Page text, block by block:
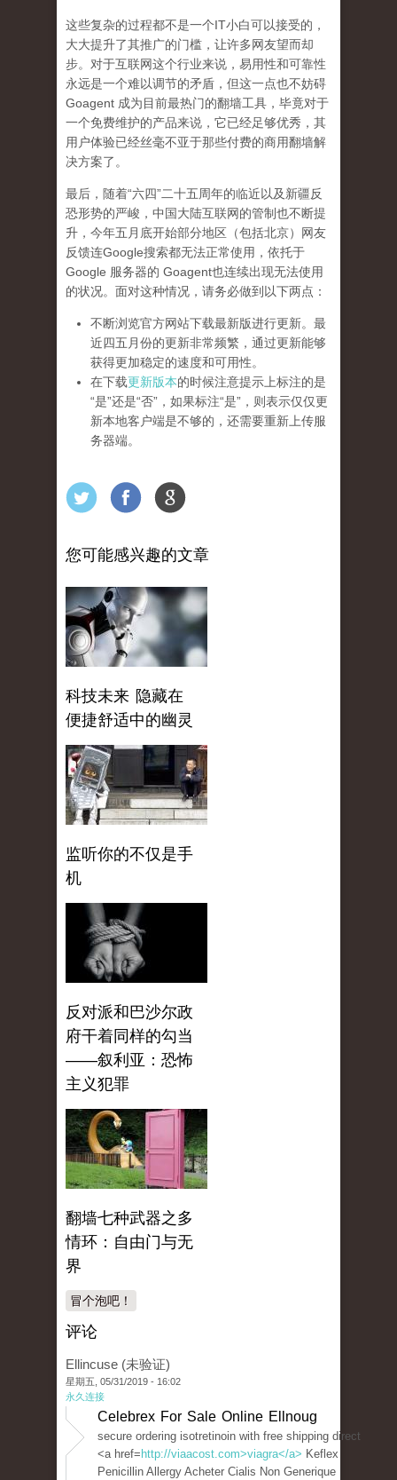
这些复杂的过程都不是一个IT小白可以接受的，
大大提升了其推广的门槛，让许多网友望而却
步。对于互联网这个行业来说，易用性和可靠性
永远是一个难以调节的矛盾，但这一点也不妨碍
Goagent 成为目前最热门的翻墙工具，毕竟对于
一个免费维护的产品来说，它已经足够优秀，其
用户体验已经丝毫不亚于那些付费的商用翻墙解
决方案了。
最后，随着“六四”二十五周年的临近以及新疆反
恐形势的严峻，中国大陆互联网的管制也不断提
升，今年五月底开始部分地区（包括北京）网友
反馈连Google搜索都无法正常使用，依托于
Google 服务器的 Goagent也连续出现无法使用
的状况。面对这种情况，请务必做到以下两点：
不断浏览官方网站下载最新版进行更新。最
近四五月份的更新非常频繁，通过更新能够
获得更加稳定的速度和可用性。
在下载更新版本的时候注意提示上标注的是
“是”还是“否”，如果标注“是”，则表示仅仅更
新本地客户端是不够的，还需要重新上传服
务器端。
您可能感兴趣的文章
科技未来 隐藏在
便捷舒适中的幽灵
监听你的不仅是手
机
反对派和巴沙尔政
府干着同样的勾当
——叙利亚：恐怖
主义犯罪
翻墙七种武器之多
情环：自由门与无
界
冒个泡吧！
评论
Ellincuse (未验证)
星期五, 05/31/2019 - 16:02
永久连接
Celebrex For Sale Online Ellnoug
secure ordering isotretinoin with free shipping direct
<a href= http://viaacost.com>viagra</a> Keflex
Penicillin Allergy Acheter Cialis Non Generique